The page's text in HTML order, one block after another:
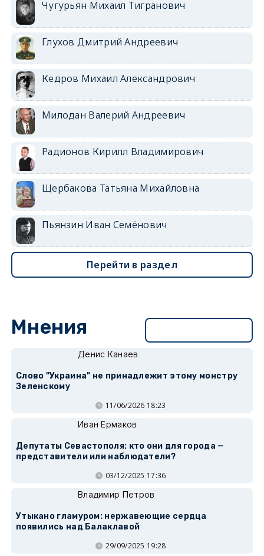
Чугурьян Михаил Тигранович
Глухов Дмитрий Андреевич
Кедров Михаил Александрович
Милодан Валерий Андреевич
Радионов Кирилл Владимирович
Щербакова Татьяна Михайловна
Пьянзин Иван Семёнович
Перейти в раздел
Мнения
Денис Канаев
Слово "Украина" не принадлежит этому монстру
Зеленскому
11/06/2026 18:23
Иван Ермаков
Депутаты Севастополя: кто они для города —
представители или наблюдатели?
03/12/2025 17:36
Владимир Петров
Утыкано гламуром: нержавеющие сердца
появились над Балаклавой
29/09/2025 19:28